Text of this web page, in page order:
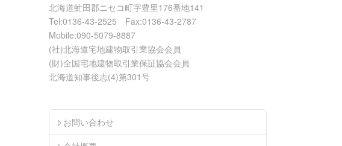
北海道虻田郡ニセコ町字豊里176番地141
Tel:0136-43-2525 Fax:0136-43-2787
Mobile:090-5079-8887
(社)北海道宅地建物取引業協会会員
(財)全国宅地建物取引業保証協会会員
北海道知事後志(4)第301号
お問い合わせ